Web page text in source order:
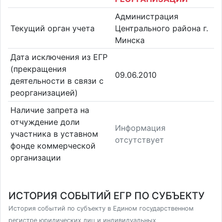
Текущий орган учета
Администрация
Центрального района г.
Минска
Дата исключения из ЕГР
(прекращения
деятельности в связи с
реорганизацией)
09.06.2010
Наличие запрета на
отчуждение доли
участника в уставном
фонде коммерческой
организации
Информация
отсутствует
ИСТОРИЯ СОБЫТИЙ ЕГР ПО СУБЪЕКТУ
История событий по субъекту в Едином государственном
регистре юридических лиц и индивидуальных